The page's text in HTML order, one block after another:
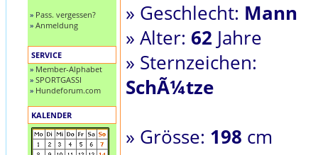
» Pass. vergessen?
» Anmeldung
SERVICE
» Member-Alphabet
» SPORTGASSI
» Hundeforum.com
KALENDER
» Geschlecht: Mann
» Alter: 62 Jahre
» Sternzeichen:
SchÃ¼tze
» Grösse: 198 cm